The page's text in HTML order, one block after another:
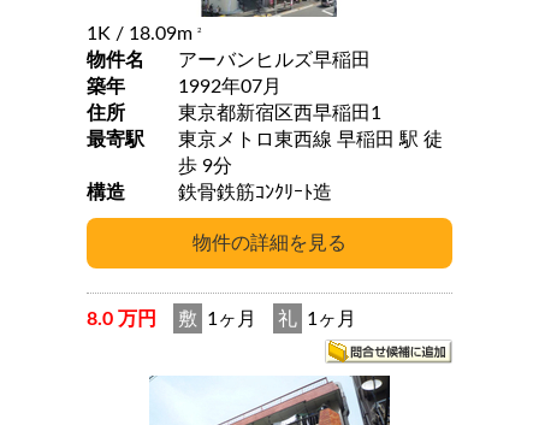
1K / 18.09m 2
物件名
アーバンヒルズ早稲田
築年
1992年07月
住所
東京都新宿区西早稲田1
最寄駅
東京メトロ東西線 早稲田 駅 徒
歩 9分
構造
鉄骨鉄筋ｺﾝｸﾘｰﾄ造
8.0 万円 敷 1ヶ月 礼 1ヶ月